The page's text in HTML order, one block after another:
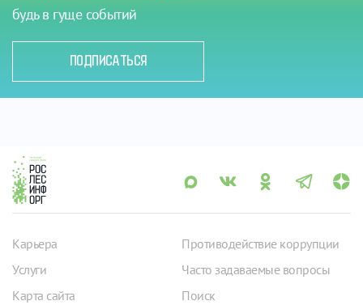
будь в гуще событий
ПОДПИСАТЬСЯ
Карьера
Услуги
Карта сайта
Противодействие коррупции
Часто задаваемые вопросы
Поиск